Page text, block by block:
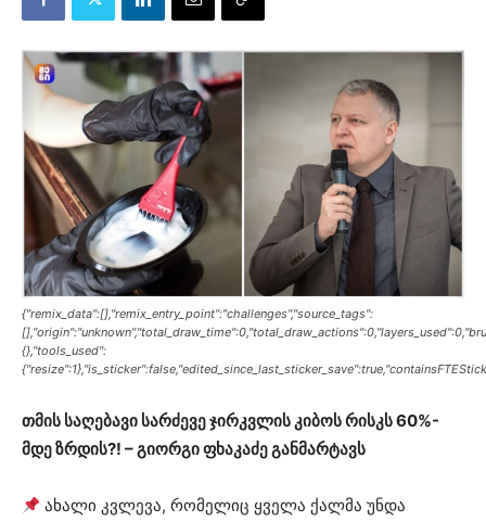
{"remix_data":[],"remix_entry_point":"challenges","source_tags":
{},"tools_used":
თმის საღებავი სარძევე ჯირკვლის კიბოს რისკს 60%-
მდე ზრდის?! – გიორგი ფხაკაძე განმარტავს
ახალი კვლევა, რომელიც ყველა ქალმა უნდა